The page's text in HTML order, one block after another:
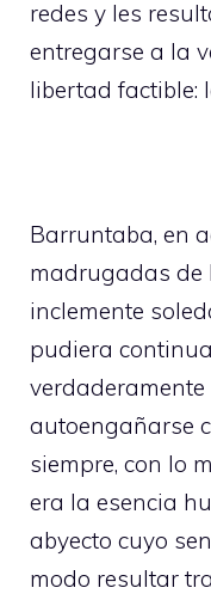
redes y les
entregarse a la
libertad factible:
Barruntaba, en
madrugadas de
inclemente
pudiera
autoengañarse
siempre, con lo
era la esencia
abyecto cuyo
modo resultar